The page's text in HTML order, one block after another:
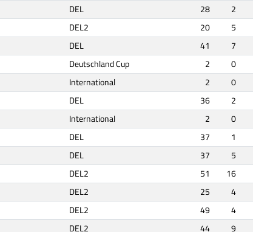
DEL 28 2
DEL2 20 5
DEL 41 7
Deutschland Cup 2 0
International 2 0
DEL 36 2
International 2 0
DEL 37 1
DEL 37 5
DEL2 51 16
DEL2 25 4
DEL2 49 4
DEL2 44 9